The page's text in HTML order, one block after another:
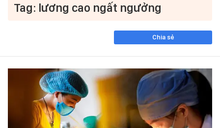
Tag: lương cao ngất ngưởng
Chia sẻ